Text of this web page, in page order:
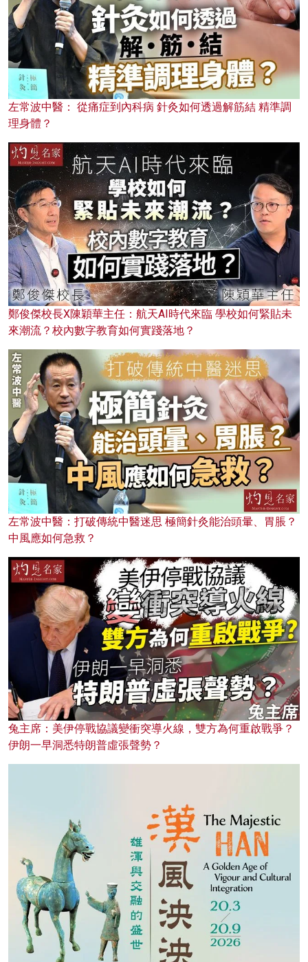
左常波中醫： 從痛症到內科病 針灸如何透過解筋結 精準調
理身體？
鄭俊傑校長X陳穎華主任：航天AI時代來臨 學校如何緊貼未
來潮流？校內數字教育如何實踐落地？
左常波中醫：打破傳統中醫迷思 極簡針灸能治頭暈、胃脹？
中風應如何急救？
兔主席：美伊停戰協議變衝突導火線，雙方為何重啟戰爭？
伊朗一早洞悉特朗普虛張聲勢？